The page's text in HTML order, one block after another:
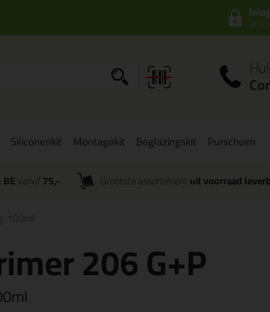
Siliconenkit Montagekit Beglazingskit Purschuim
vanaf 75,- Grootste assortiment uit voorraad
100ml
206 G+P